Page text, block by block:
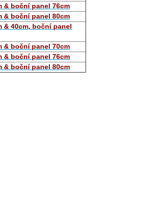
& boční panel 76cm
& boční panel 80cm
& 40cm, boční panel
& boční panel 70cm
& boční panel 76cm
& boční panel 80cm